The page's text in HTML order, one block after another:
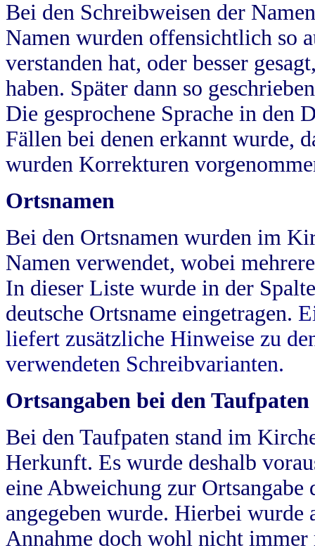
Bei den Schreibweisen der
Namen wurden offensichtlich so
verstanden hat, oder besser
haben. Später dann so
Die gesprochene Sprache in
Fällen bei denen erkannt wurde,
wurden Korrekturen
Ortsnamen
Bei den Ortsnamen wurden im
Namen verwendet, wobei
In dieser Liste wurde in der
deutsche Ortsname eingetragen.
liefert zusätzliche Hinweise zu
verwendeten Schreibvarianten.
Ortsangaben bei den Taufpaten
Bei den Taufpaten stand im
Herkunft. Es wurde deshalb
eine Abweichung zur
angegeben wurde. Hierbei wurde
Annahme doch wohl nicht